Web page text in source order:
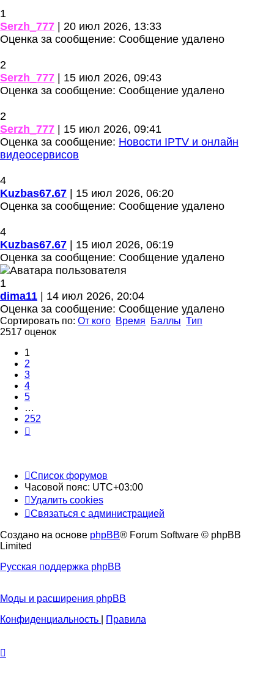
1
Serzh_777
| 20 июл 2026, 13:33
Оценка за сообщение: Сообщение удалено
2
Serzh_777
| 15 июл 2026, 09:43
Оценка за сообщение: Сообщение удалено
2
Serzh_777
| 15 июл 2026, 09:41
Оценка за сообщение: Новости IPTV и онлайн
видеосервисов
4
Kuzbas67.67
| 15 июл 2026, 06:20
Оценка за сообщение: Сообщение удалено
4
Kuzbas67.67
| 15 июл 2026, 06:19
Оценка за сообщение: Сообщение удалено
1
dima11
| 14 июл 2026, 20:04
Оценка за сообщение: Сообщение удалено
Сортировать по: От кого Время Баллы Тип
2517 оценок
1
2
3
4
5
…
252
Список форумов
Часовой пояс: UTC+03:00
Удалить cookies
Связаться с администрацией
Создано на основе phpBB® Forum Software © phpBB
Limited
Русская поддержка phpBB
Моды и расширения phpBB
Конфиденциальность
Правила